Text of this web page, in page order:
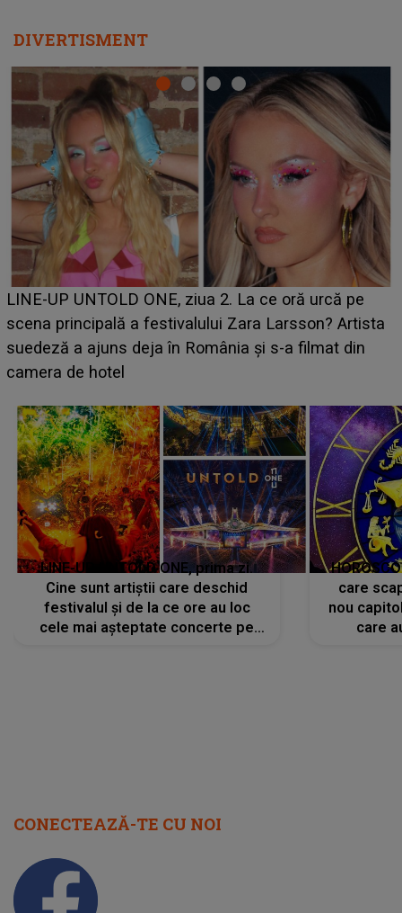
DIVERTISMENT
Ce a dezvăluit noua concurentă din "Casa Iubirii" l-a
luat prin surprindere pe Emanuel. CINE ESTE
BĂIATUL VIZAT de Alexandra?! Aflându-se în fața
faptului împlinit, A RECUNOSCUT IMEDIAT: "Am
LINE-UP UNTOLD ONE, prima zi.
Cine sunt artiștii care deschid
festivalul și de la ce ore au loc
cele mai așteptate concerte pe
care
nou
care
CONECTEAZĂ-TE CU NOI